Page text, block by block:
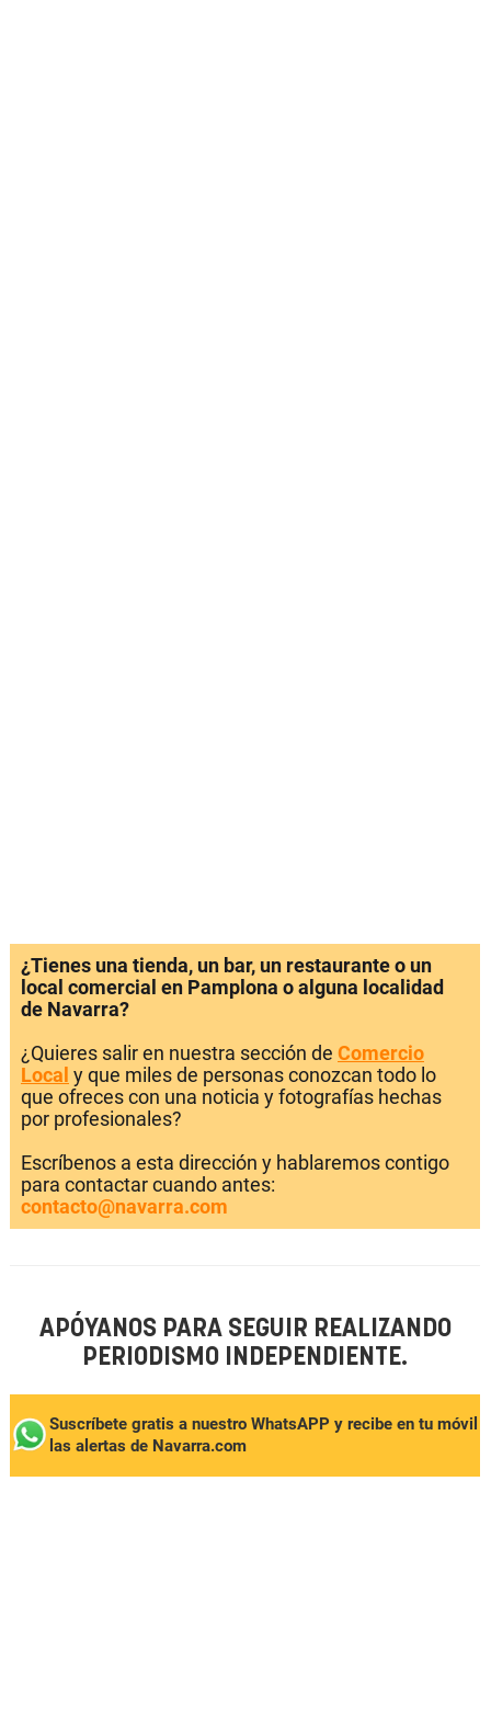
¿Tienes una tienda, un bar, un restaurante o un
local comercial en Pamplona o alguna localidad
de Navarra?
¿Quieres salir en nuestra sección de Comercio
Local y que miles de personas conozcan todo lo
que ofreces con una noticia y fotografías hechas
por profesionales?
Escríbenos a esta dirección y hablaremos contigo
para contactar cuando antes:
contacto@navarra.com
APÓYANOS PARA SEGUIR REALIZANDO
PERIODISMO INDEPENDIENTE.
Suscríbete gratis a nuestro WhatsAPP y recibe en tu móvil
las alertas de Navarra.com